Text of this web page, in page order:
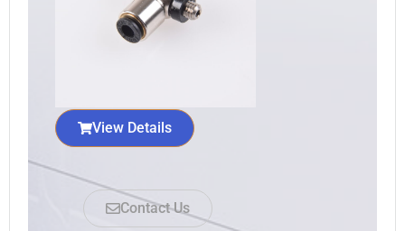
View Details
Contact Us